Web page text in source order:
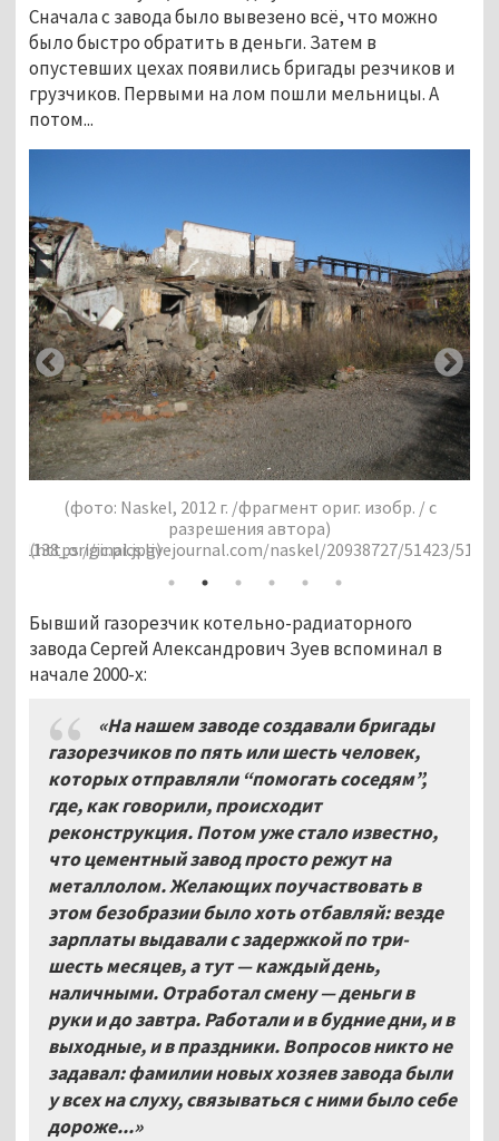
Сначала с завода было вывезено всё, что можно
было быстро обратить в деньги. Затем в
опустевших цехах появились бригады резчиков и
грузчиков. Первыми на лом пошли мельницы. А
потом...
51423_original.jpg)
(фото: Naskel, 2012 г. /фрагмент ориг. изобр. / с
разрешения автора)
(https://ic.pics.livejournal.com/naskel/20938727/51524/
Бывший газорезчик котельно-радиаторного
завода Сергей Александрович Зуев вспоминал в
начале 2000-х:
«На нашем заводе создавали бригады
газорезчиков по пять или шесть человек,
которых отправляли “помогать соседям”,
где, как говорили, происходит
реконструкция. Потом уже стало известно,
что цементный завод просто режут на
металлолом. Желающих поучаствовать в
этом безобразии было хоть отбавляй: везде
зарплаты выдавали с задержкой по три-
шесть месяцев, а тут — каждый день,
наличными. Отработал смену — деньги в
руки и до завтра. Работали и в будние дни, и в
выходные, и в праздники. Вопросов никто не
задавал: фамилии новых хозяев завода были
у всех на слуху, связываться с ними было себе
дороже...»